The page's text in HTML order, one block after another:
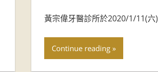
黃宗偉牙醫診所於2020/1/11(六)
Continue reading